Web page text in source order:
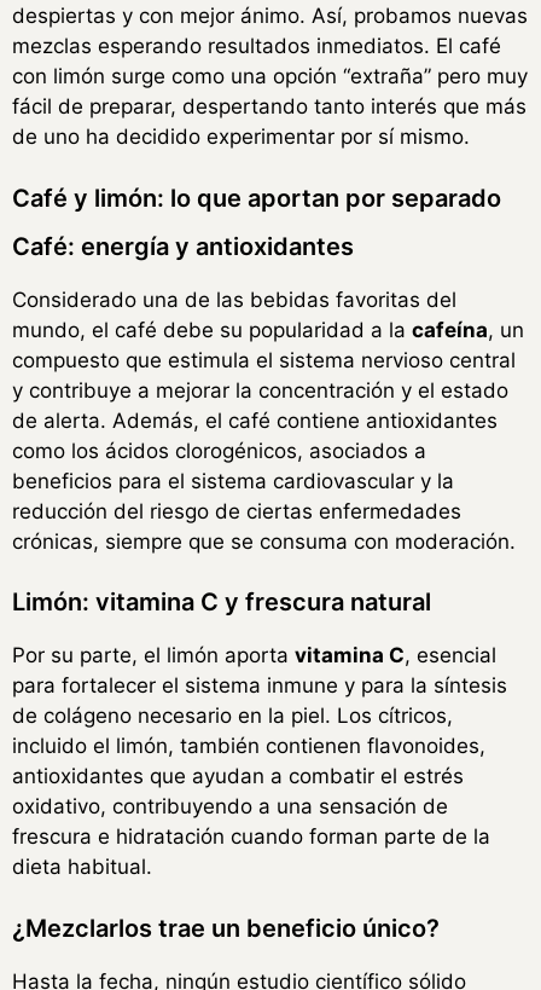
despiertas y con mejor ánimo. Así, probamos nuevas
mezclas esperando resultados inmediatos. El café
con limón surge como una opción “extraña” pero muy
fácil de preparar, despertando tanto interés que más
de uno ha decidido experimentar por sí mismo.
Café y limón: lo que aportan por separado
Café: energía y antioxidantes
Considerado una de las bebidas favoritas del
mundo, el café debe su popularidad a la cafeína, un
compuesto que estimula el sistema nervioso central
y contribuye a mejorar la concentración y el estado
de alerta. Además, el café contiene antioxidantes
como los ácidos clorogénicos, asociados a
beneficios para el sistema cardiovascular y la
reducción del riesgo de ciertas enfermedades
crónicas, siempre que se consuma con moderación.
Limón: vitamina C y frescura natural
Por su parte, el limón aporta vitamina C, esencial
para fortalecer el sistema inmune y para la síntesis
de colágeno necesario en la piel. Los cítricos,
incluido el limón, también contienen flavonoides,
antioxidantes que ayudan a combatir el estrés
oxidativo, contribuyendo a una sensación de
frescura e hidratación cuando forman parte de la
dieta habitual.
¿Mezclarlos trae un beneficio único?
Hasta la fecha, ningún estudio científico sólido